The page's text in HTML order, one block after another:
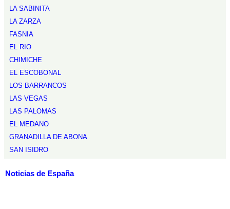
LA SABINITA
LA ZARZA
FASNIA
EL RIO
CHIMICHE
EL ESCOBONAL
LOS BARRANCOS
LAS VEGAS
LAS PALOMAS
EL MEDANO
GRANADILLA DE ABONA
SAN ISIDRO
Noticias de España